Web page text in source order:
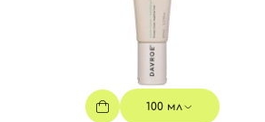
100 мл
для авторизации/регистрации, вы